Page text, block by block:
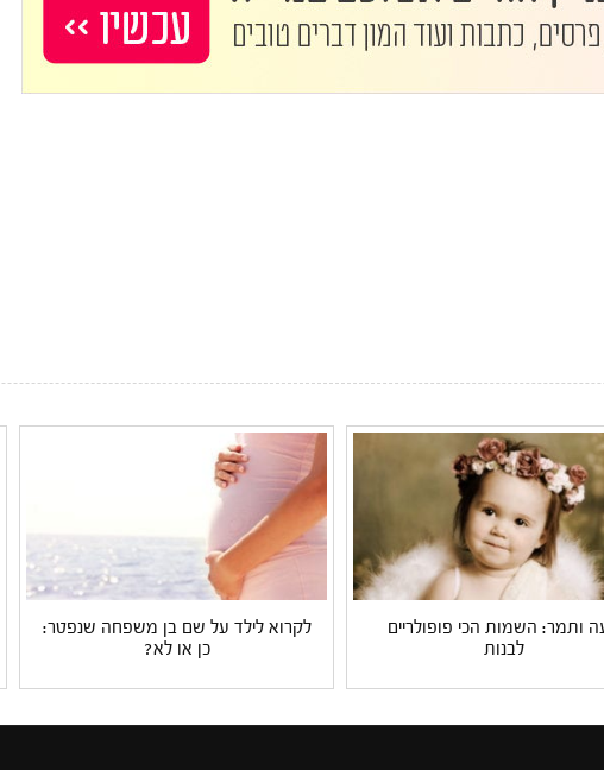
ותמר: השמות הכי פופולריים
לבנות
לקרוא לילד על שם בן משפחה שנפטר:
כן או לא?